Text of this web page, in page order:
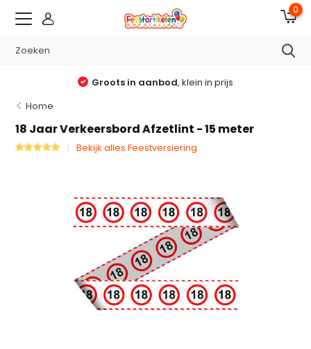
0
Groots in aanbod, klein in prijs
Home
18 Jaar Verkeersbord Afzetlint - 15 meter
Bekijk alles Feestversiering